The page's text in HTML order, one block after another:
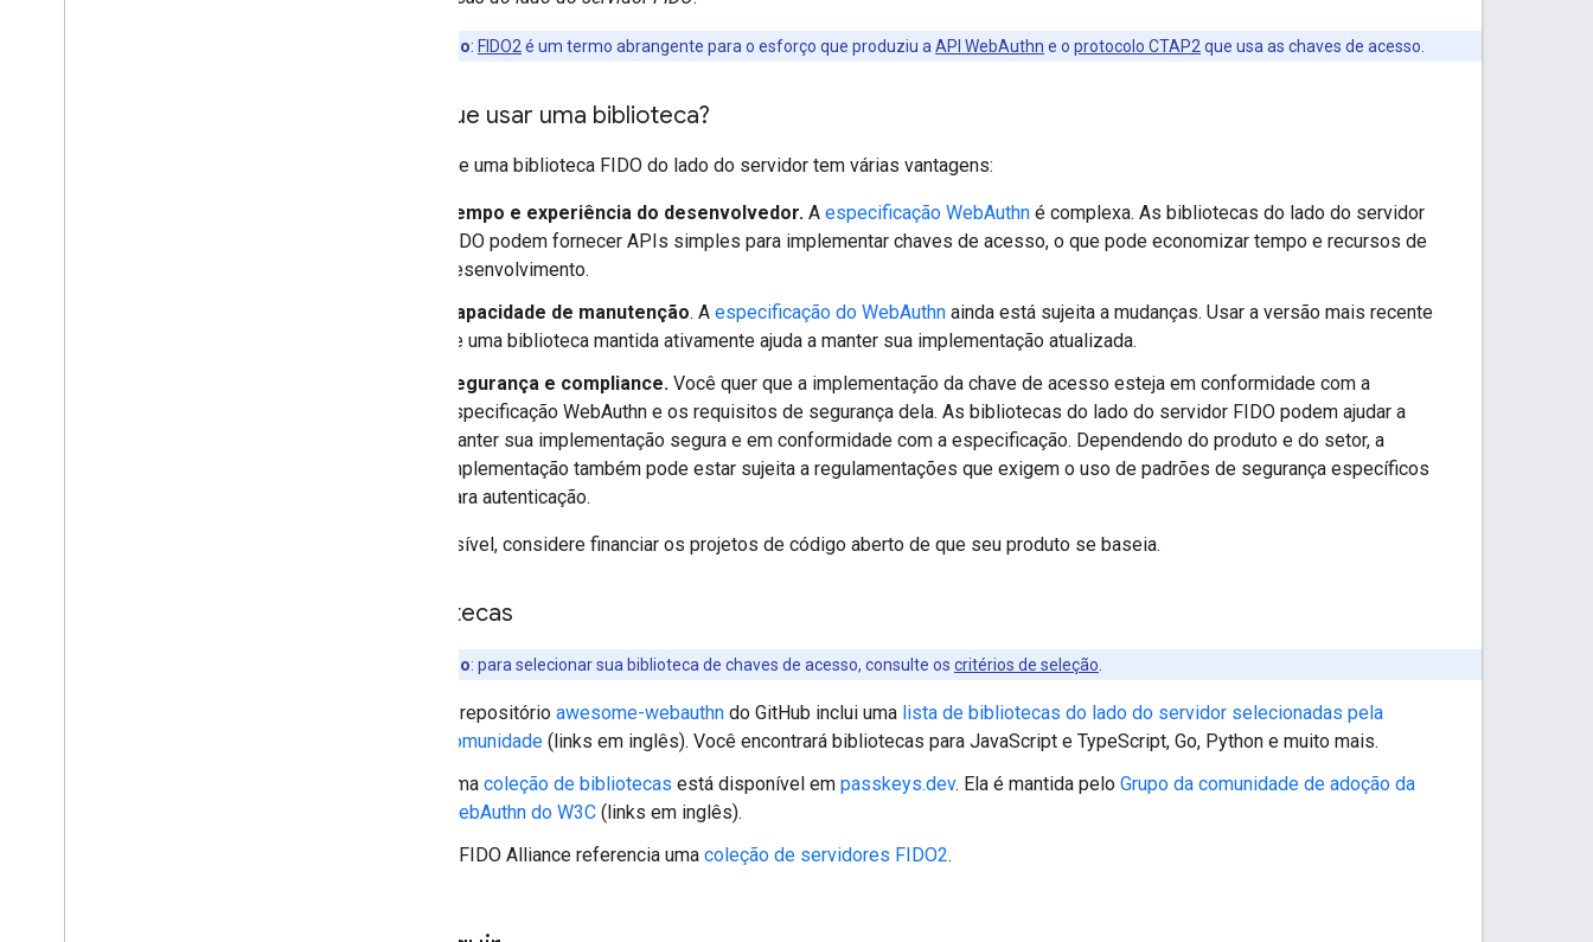
Observação: FIDO2 é um termo abrangente para o esforço que produziu a API WebAuthn e o protocolo CTAP2 que usa as chaves de acesso.
Por que usar uma biblioteca?
O uso de uma biblioteca FIDO do lado do servidor tem várias vantagens:
Tempo e experiência do desenvolvedor. A especificação WebAuthn é complexa. As bibliotecas do lado do servidor
FIDO podem fornecer APIs simples para implementar chaves de acesso, o que pode economizar tempo e recursos de
desenvolvimento.
Capacidade de manutenção. A especificação do WebAuthn ainda está sujeita a mudanças. Usar a versão mais recente
de uma biblioteca mantida ativamente ajuda a manter sua implementação atualizada.
Segurança e compliance. Você quer que a implementação da chave de acesso esteja em conformidade com a
especificação WebAuthn e os requisitos de segurança dela. As bibliotecas do lado do servidor FIDO podem ajudar a
manter sua implementação segura e em conformidade com a especificação. Dependendo do produto e do setor, a
implementação também pode estar sujeita a regulamentações que exigem o uso de padrões de segurança específicos
para autenticação.
Se possível, considere financiar os projetos de código aberto de que seu produto se baseia.
Bibliotecas
Observação: para selecionar sua biblioteca de chaves de acesso, consulte os critérios de seleção
O repositório awesome-webauthn do GitHub inclui uma lista de bibliotecas do lado do servidor selecionadas pela
comunidade (links em inglês). Você encontrará bibliotecas para JavaScript e TypeScript, Go, Python e muito mais.
Uma coleção de bibliotecas está disponível em passkeys.dev. Ela é mantida pelo Grupo da comunidade de adoção da
WebAuthn do W3C (links em inglês).
A FIDO Alliance referencia uma coleção de servidores FIDO2.